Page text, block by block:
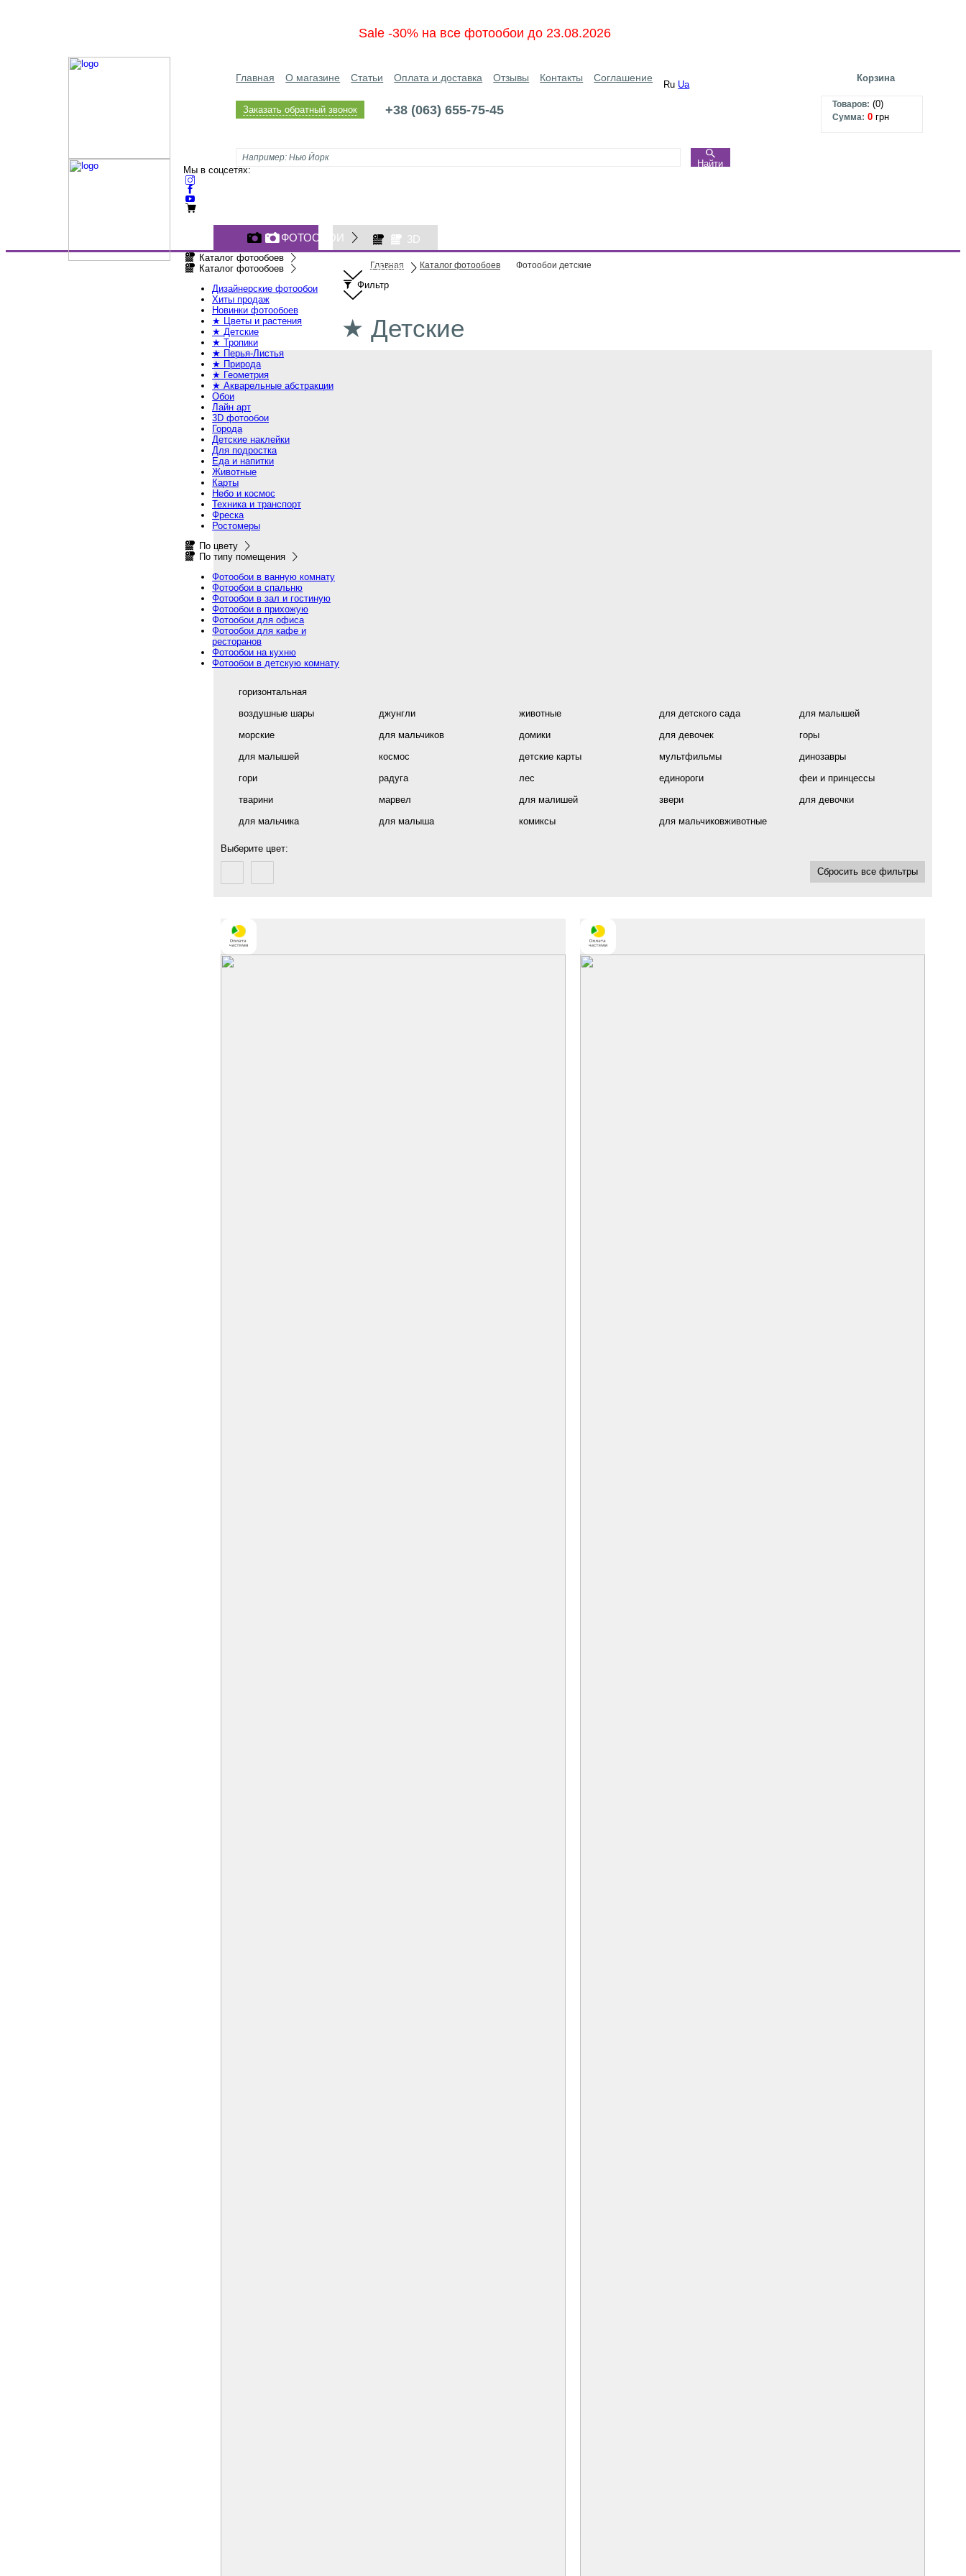
Sale -30% на все фотообои до 23.08.2026
Главная О магазине Статьи Оплата и доставка Отзывы Контакты Соглашение
Ru Ua
Заказать обратный звонок +38 (063) 655-75-45
Найти
Корзина
Товаров: (0)
Сумма: 0 грн
Мы в соцсетях:
ФОТООБОИ 3D
ОБОИ
Каталог фотообоев
Каталог фотообоев
Дизайнерские фотообои
Хиты продаж
Новинки фотообоев
★ Цветы и растения
★ Детские
★ Тропики
★ Перья-Листья
★ Природа
★ Геометрия
★ Акварельные абстракции
Обои
Лайн арт
3D фотообои
Города
Детские наклейки
Для подростка
Еда и напитки
Животные
Карты
Небо и космос
Техника и транспорт
Фреска
Ростомеры
По цвету
По типу помещения
Фотообои в ванную комнату
Фотообои в спальню
Фотообои в зал и гостиную
Фотообои в прихожую
Фотообои для офиса
Фотообои для кафе и
ресторанов
Фотообои на кухню
Фотообои в детскую комнату
Главная Каталог фотообоев Фотообои детские
Фильтр
★ Детские
горизонтальная
воздушные шары
джунгли животные для детского сада
для малышей
морские
для мальчиков домики для девочек
горы
для малышей
космос детские карты мультфильмы
динозавры
гори
радуга лес единороги
феи и принцессы
тварини
марвел для малишей звери
для девочки
для мальчика
для малыша комиксы для мальчиковживотные
Выберите цвет:
Сбросить все фильтры